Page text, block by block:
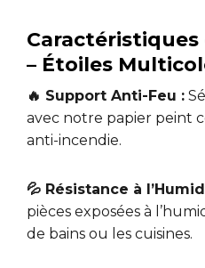
– Étoiles
🔥 Support Anti-Feu :
avec notre papier peint
anti-incendie.
💦 Résistance à
pièces exposées à
de bains ou les cuisines.